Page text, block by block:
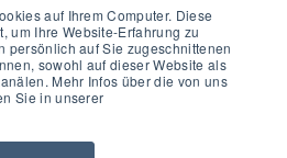
auf Ihrem Computer. Diese
um Ihre Website-Erfahrung zu
persönlich auf Sie zugeschnittenen
sowohl auf dieser Website als
Mehr Infos über die von uns
Sie in unserer